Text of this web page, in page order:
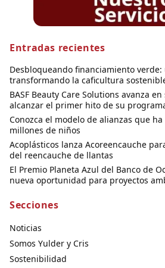
Entradas recientes
Desbloqueando financiamiento
transformando la caficultura
BASF Beauty Care Solutions avanza
alcanzar el primer hito de su
Conozca el modelo de alianzas que
millones de niños
Acoplásticos lanza Acoreencauche
del reencauche de llantas
El Premio Planeta Azul del Banco de
nueva oportunidad para proyectos
Secciones
Noticias
Somos Yulder y Cris
Sostenibilidad